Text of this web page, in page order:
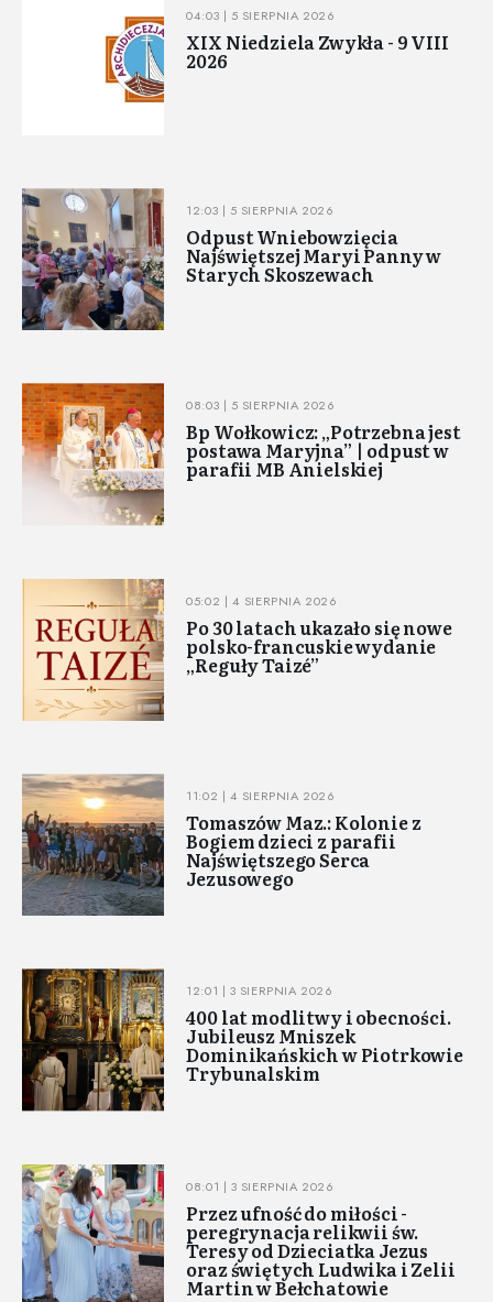
04:03 | 5 SIERPNIA 2026
XIX Niedziela Zwykła - 9 VIII
2026
12:03 | 5 SIERPNIA 2026
Odpust Wniebowzięcia
Najświętszej Maryi Panny w
Starych Skoszewach
08:03 | 5 SIERPNIA 2026
Bp Wołkowicz: „Potrzebna jest
postawa Maryjna” | odpust w
parafii MB Anielskiej
05:02 | 4 SIERPNIA 2026
Po 30 latach ukazało się nowe
polsko-francuskie wydanie
„Reguły Taizé”
11:02 | 4 SIERPNIA 2026
Tomaszów Maz.: Kolonie z
Bogiem dzieci z parafii
Najświętszego Serca
Jezusowego
12:01 | 3 SIERPNIA 2026
400 lat modlitwy i obecności.
Jubileusz Mniszek
Dominikańskich w Piotrkowie
Trybunalskim
08:01 | 3 SIERPNIA 2026
Przez ufność do miłości -
peregrynacja relikwii św.
Teresy od Dzieciatka Jezus
oraz świętych Ludwika i Zelii
Martin w Bełchatowie